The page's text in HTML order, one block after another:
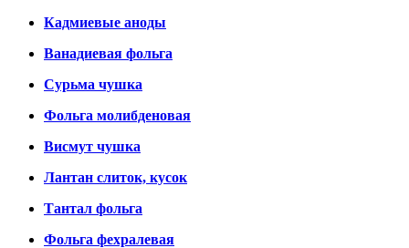
Кадмиевые аноды
Ванадиевая фольга
Сурьма чушка
Фольга молибденовая
Висмут чушка
Лантан слиток, кусок
Тантал фольга
Фольга фехралевая